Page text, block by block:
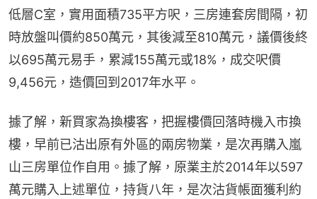
低層C室，實用面積735平方呎，三房連套房間隔，初
時放盤叫價約850萬元，其後減至810萬元，議價後終
以695萬元易手，累減155萬元或18%，成交呎價
9,456元，造價回到2017年水平。
據了解，新買家為換樓客，把握樓價回落時機入市換
樓，早前已沽出原有外區的兩房物業，是次再購入嵐
山三房單位作自用。據了解，原業主於2014年以597
萬元購入上述單位，持貨八年，是次沽貨帳面獲利約